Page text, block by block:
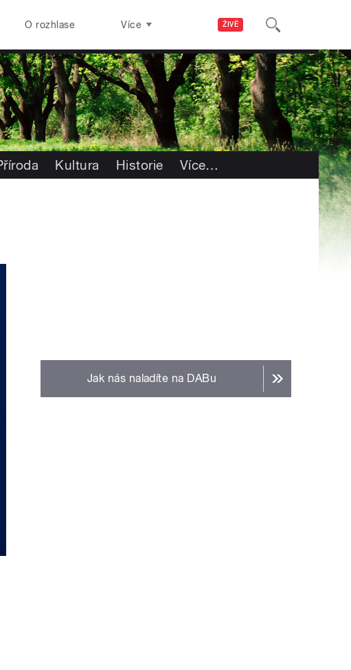
ŽIVĚ
O rozhlase Více
Kultura Historie Více…
Jak nás naladíte na DABu